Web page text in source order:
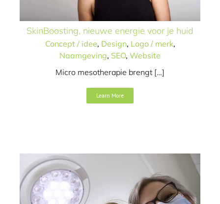
SkinBoosting, nieuwe energie voor je huid
Concept / idee, Design, Logo / merk,
Naamgeving, SEO, Website
Micro mesotherapie brengt […]
Learn More
MediLease